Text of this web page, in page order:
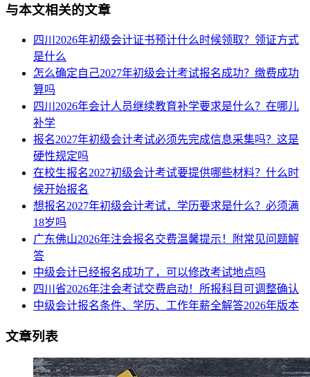
与本文相关的文章
四川2026年初级会计证书预计什么时候领取？领证方式
是什么
怎么确定自己2027年初级会计考试报名成功？缴费成功
算吗
四川2026年会计人员继续教育补学要求是什么？在哪儿
补学
报名2027年初级会计考试必须先完成信息采集吗？这是
硬性规定吗
在校生报名2027初级会计考试要提供哪些材料？什么时
候开始报名
想报名2027年初级会计考试，学历要求是什么？必须满
18岁吗
广东佛山2026年注会报名交费温馨提示！附常见问题解
答
中级会计已经报名成功了，可以修改考试地点吗
四川省2026年注会考试交费启动！所报科目可调整确认
中级会计报名条件、学历、工作年薪全解答2026年版本
文章列表